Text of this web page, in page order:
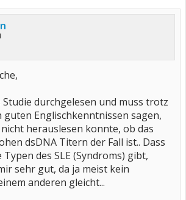
Studie durchgelesen und muss trotz
guten Englischkenntnissen sagen,
herauslesen konnte, ob das
dsDNA Titern der Fall ist.. Dass
des SLE (Syndroms) gibt,
sehr gut, da ja meist kein
anderen gleicht...